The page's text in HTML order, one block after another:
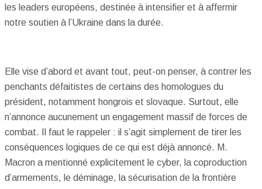
les leaders européens, destinée à intensifier et à affermir
notre soutien à l’Ukraine dans la durée.
Elle vise d’abord et avant tout, peut-on penser, à contrer les
penchants défaitistes de certains des homologues du
président, notamment hongrois et slovaque. Surtout, elle
n’annonce aucunement un engagement massif de forces de
combat. Il faut le rappeler : il s’agit simplement de tirer les
conséquences logiques de ce qui est déjà annoncé. M.
Macron a mentionné explicitement le cyber, la coproduction
d’armements, le déminage, la sécurisation de la frontière